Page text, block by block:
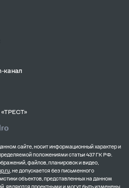
канал
«ТРЕСТ»
сайте, носит информационный характер и
положениями статьи 437 ГК РФ.
файлов, планировок и видео,
, не допускается без письменного
объектов, представленных на данном